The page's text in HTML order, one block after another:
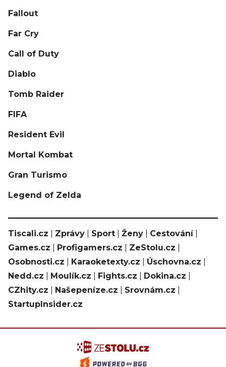
Fallout
Far Cry
Call of Duty
Diablo
Tomb Raider
FIFA
Resident Evil
Mortal Kombat
Gran Turismo
Legend of Zelda
Tiscali.cz Zprávy Sport Ženy Cestování|
Games.cz
Profigamers.cz ZeStolu.cz
Osobnosti.cz
Karaoketexty.cz Úschovna.cz
Nedd.cz
Moulík.cz Fights.cz Dokina.cz
CZhity.cz
Našepeníze.cz Srovnám.cz
StartupInsider.cz